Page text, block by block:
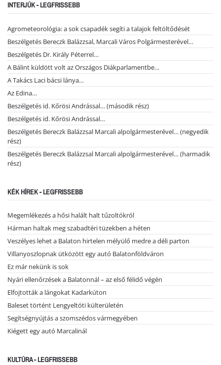
INTERJÚK - LEGFRISSEBB
Agrometeorológia: a sok csapadék segíti a talajok feltöltődését
Beszélgetés Bereczk Balázzsal, Marcali Város Polgármesterével…
Beszélgetés Dr. Király Péterrel…
A Bálint küldött volt az Országos Diákparlamentbe…
A Takács Laci bácsi lánya…
Az Edina…
Beszélgetés id. Kőrösi Andrással… (második rész)
Beszélgetés id. Kőrösi Andrással…
Beszélgetés Bereczk Balázzsal Marcali alpolgármesterével… (negyedik
rész)
Beszélgetés Bereczk Balázzsal Marcali alpolgármesterével… (harmadik
rész)
KÉK HÍREK - LEGFRISSEBB
Megemlékezés a hősi halált halt tűzoltókról
Hárman haltak meg szabadtéri tüzekben a héten
Veszélyes lehet a Balaton hirtelen mélyülő medre a déli parton
Villanyoszlopnak ütközött egy autó Balatonföldváron
Ez már nekünk is sok
Nyári ellenőrzések a Balatonnál – az első félidő végén
Elfojtották a lángokat Kadarkúton
Baleset történt Lengyeltóti külterületén
Segítségnyújtás a szomszédos vármegyében
Kiégett egy autó Marcalinál
KULTÚRA - LEGFRISSEBB